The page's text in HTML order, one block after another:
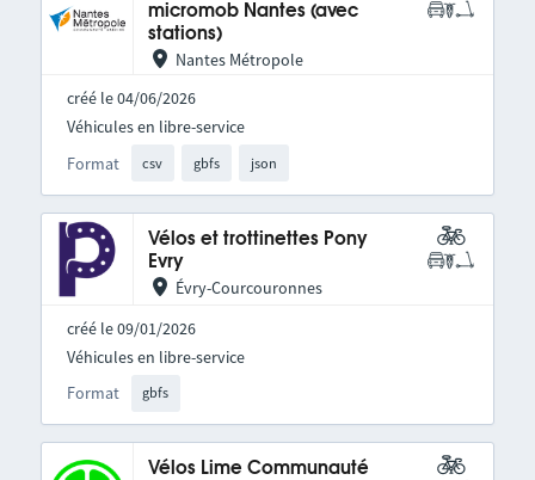
micromob Nantes (avec
stations)
Nantes Métropole
créé le 04/06/2026
Format csv gbfs json
Véhicules en libre-service
Vélos et trottinettes Pony
Evry
Évry-Courcouronnes
créé le 09/01/2026
Format gbfs
Véhicules en libre-service
Vélos Lime Communauté